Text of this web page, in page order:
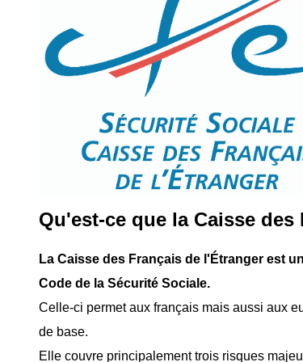
Qu'est-ce que la Caisse
La Caisse des Français de l'Étranger est
Code de la Sécurité Sociale.
Celle-ci permet aux français mais aussi aux
de base.
Elle couvre principalement trois risques